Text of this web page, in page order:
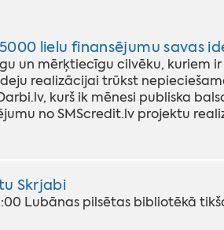
lielu finansējumu savas
un mērķtiecīgu cilvēku, kuriem
realizācijai trūkst
kurš ik mēnesi publiska
no SMScredit.lv projektu
Skrjabi
Lubānas pilsētas bibliotēkā